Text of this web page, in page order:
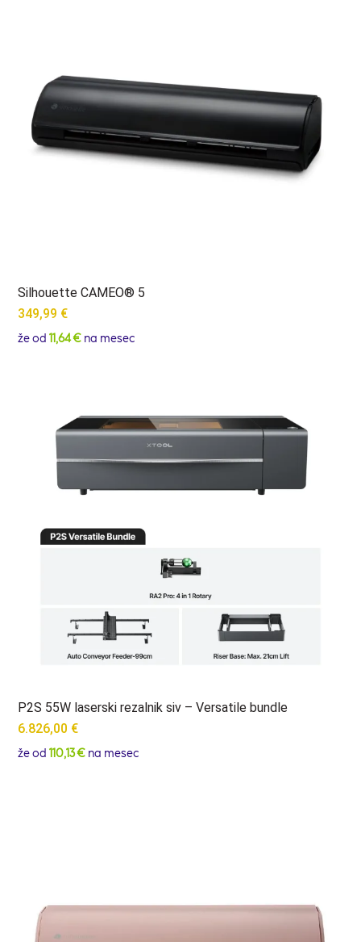
Silhouette CAMEO® 5
349,99 €
že od11,64 € na mesec
P2S 55W laserski rezalnik siv – Versatile bundle
6.826,00 €
že od110,13 € na mesec